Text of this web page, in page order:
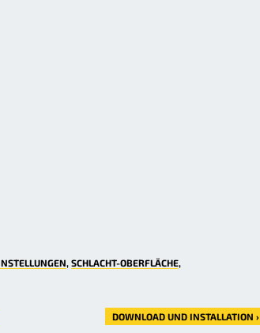
SCHLACHT-OBERFLÄCHE
DOWNLOAD UND INSTALLATION ›